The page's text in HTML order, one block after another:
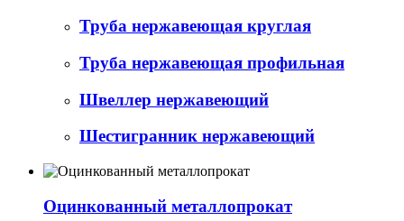
Труба нержавеющая круглая
Труба нержавеющая профильная
Швеллер нержавеющий
Шестигранник нержавеющий
Оцинкованный металлопрокат